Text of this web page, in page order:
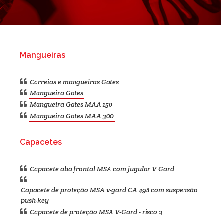
Mangueiras
Correias e mangueiras Gates
Mangueira Gates
Mangueira Gates MAA 150
Mangueira Gates MAA 300
Capacetes
Capacete aba frontal MSA com jugular V Gard
Capacete de proteção MSA v-gard CA 498 com suspensão
push-key
Capacete de proteção MSA V-Gard - risco 2